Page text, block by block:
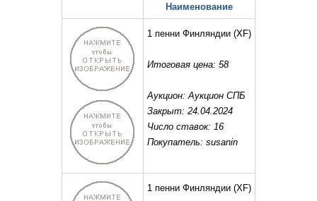
Наименование
1 пенни Финляндии (XF)
Итоговая цена: 58
Аукцион: Аукцион СПБ
Закрыт: 24.04.2024
Число ставок: 16
Покупатель: susanin
1 пенни Финляндии (XF)